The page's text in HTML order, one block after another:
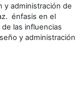
y administración de
énfasis en el
las influencias
y administración